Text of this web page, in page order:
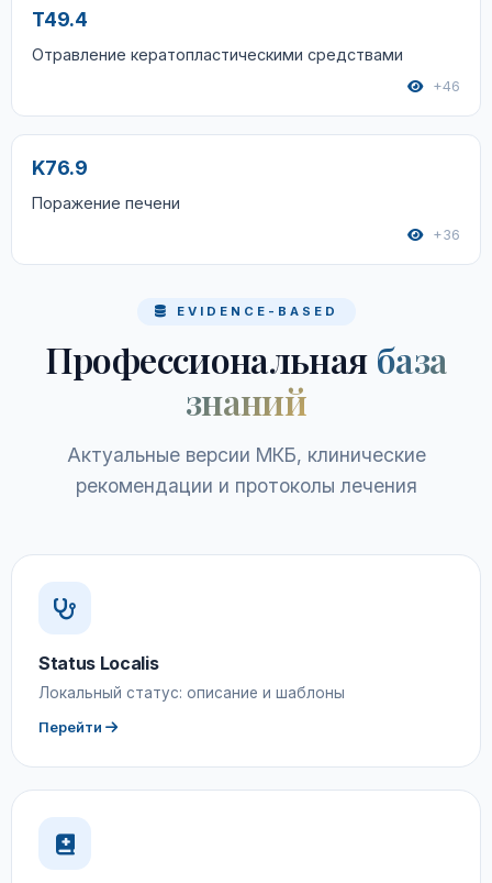
T49.4
Отравление кератопластическими средствами
+46
K76.9
Поражение печени
+36
EVIDENCE-BASED
Профессиональная база
знаний
Актуальные версии МКБ, клинические
рекомендации и протоколы лечения
Status Localis
Локальный статус: описание и шаблоны
Перейти